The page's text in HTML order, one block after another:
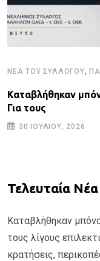
ΝΈΑ ΤΟΥ ΣΥΛΛΌΓΟΥ,
Καταβλήθηκαν
Για τους
30 ΙΟΥΛΊΟΥ, 2026
Τελευταία Νέα
Καταβλήθηκαν
τους λίγους
κρατήσεις,